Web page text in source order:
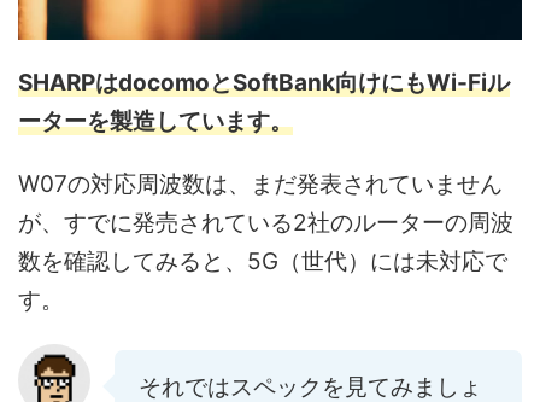
SHARPはdocomoとSoftBank向けにもWi-Fiル
ーターを製造しています。
W07の対応周波数は、まだ発表されていません
が、すでに発売されている2社のルーターの周波
数を確認してみると、5G（世代）には未対応で
す。
それではスペックを見てみましょ